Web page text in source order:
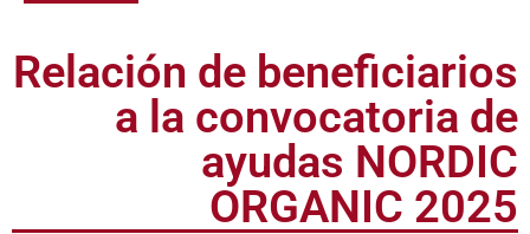
Relación de beneficiarios
a la convocatoria de
ayudas NORDIC
ORGANIC 2025